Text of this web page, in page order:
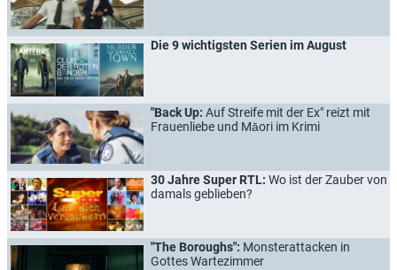
Die 9 wichtigsten Serien im August
"Back Up: Auf Streife mit der Ex" reizt mit
Frauenliebe und Māori im Krimi
30 Jahre Super RTL: Wo ist der Zauber von
damals geblieben?
"The Boroughs": Monsterattacken in
Gottes Wartezimmer